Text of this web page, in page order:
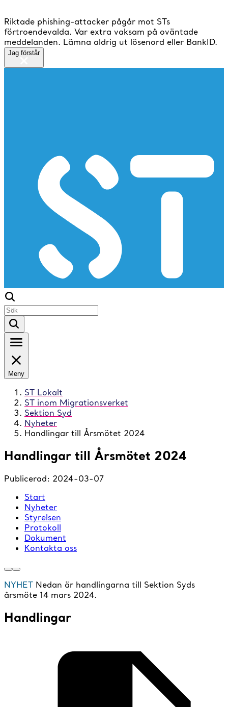
Riktade phishing-attacker pågår mot STs
förtroendevalda. Var extra vaksam på oväntade
meddelanden. Lämna aldrig ut lösenord eller BankID.
Jag förstår
Meny
ST Lokalt
ST inom Migrationsverket
Sektion Syd
Nyheter
Handlingar till Årsmötet 2024
Handlingar till Årsmötet 2024
Publicerad: 2024-03-07
Start
Nyheter
Styrelsen
Protokoll
Dokument
Kontakta oss
NYHET Nedan är handlingarna till Sektion Syds
årsmöte 14 mars 2024.
Handlingar